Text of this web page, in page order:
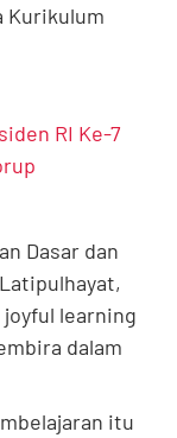
Kurikulum
RI Ke-7
Dasar dan
learning
dalam
itu